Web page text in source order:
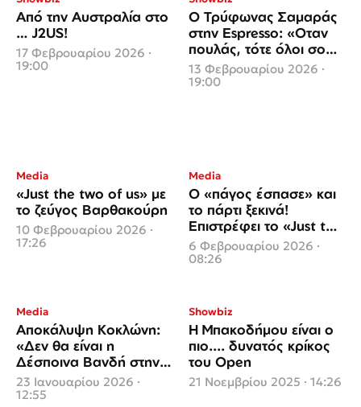
Από την Αυστραλία στο
… J2US!
17 Φεβρουαρίου 2026 ·
19:00
Ο Τρύφωνας Σαμαράς
στην Espresso: «Οταν
πουλάς, τότε όλοι σου
κάνουν τεμενάδες»
13 Φεβρουαρίου 2026 ·
19:00
Media
«Just the two of us» με
το ζεύγος Βαρθακούρη
10 Φεβρουαρίου 2026 ·
17:26
Media
Ο «πάγος έσπασε» και
το πάρτι ξεκινά!
Επιστρέφει το «Just the
2 of Us»
6 Φεβρουαρίου 2026 ·
08:26
Media
Αποκάλυψη Κοκλώνη:
«Δεν θα είναι η
Δέσποινα Βανδή στην
κριτική επιτροπή»
23 Ιανουαρίου 2026 ·
12:55
Showbiz
Η Μπακοδήμου είναι ο
πιο.... δυνατός κρίκος
του Open
21 Νοεμβρίου 2025 · 14:26